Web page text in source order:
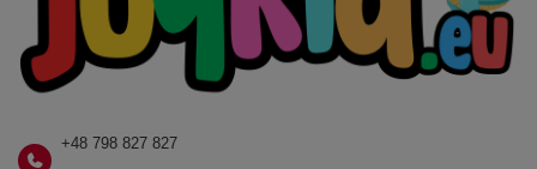
+48 798 827 827